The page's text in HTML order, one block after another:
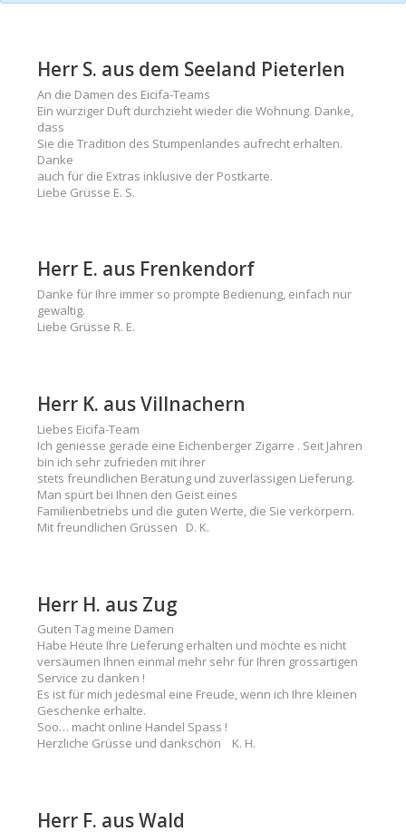
Herr S. aus dem Seeland Pieterlen
An die Damen des Eicifa-Teams
Ein würziger Duft durchzieht wieder die Wohnung. Danke,
dass
Sie die Tradition des Stumpenlandes aufrecht erhalten.
Danke
auch für die Extras inklusive der Postkarte.
Liebe Grüsse E. S.
Herr E. aus Frenkendorf
Danke für Ihre immer so prompte Bedienung, einfach nur
gewaltig.
Liebe Grüsse R. E.
Herr K. aus Villnachern
Liebes Eicifa-Team
Ich geniesse gerade eine Eichenberger Zigarre . Seit Jahren
bin ich sehr zufrieden mit ihrer
stets freundlichen Beratung und zuverlässigen Lieferung.
Man spürt bei Ihnen den Geist eines
Familienbetriebs und die guten Werte, die Sie verkörpern.
Mit freundlichen Grüssen D. K.
Herr H. aus Zug
Guten Tag meine Damen
Habe Heute Ihre Lieferung erhalten und möchte es nicht
versäumen Ihnen einmal mehr sehr für Ihren grossartigen
Service zu danken !
Es ist für mich jedesmal eine Freude, wenn ich Ihre kleinen
Geschenke erhalte.
Soo… macht online Handel Spass !
Herzliche Grüsse und dankschön K. H.
Herr F. aus Wald